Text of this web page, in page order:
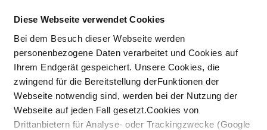
Diese Webseite verwendet Cookies
Bei dem Besuch dieser Webseite werden
personenbezogene Daten verarbeitet und Cookies auf
Ihrem Endgerät gespeichert. Unsere Cookies, die
zwingend für die Bereitstellung derFunktionen der
Webseite notwendig sind, werden bei der Nutzung der
Webseite auf jeden Fall gesetzt.Cookies von
Drittanbietern für Analyse- oder Trackingzwecke (Google